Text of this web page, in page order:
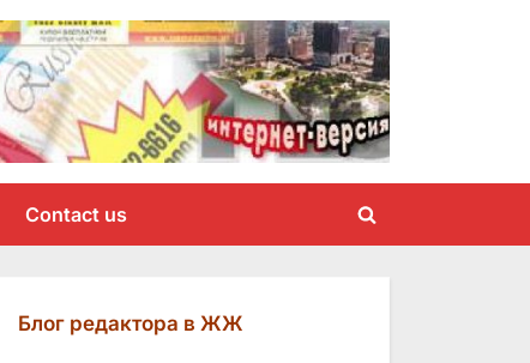
Contact us
Toggle
Блог редактора в ЖЖ